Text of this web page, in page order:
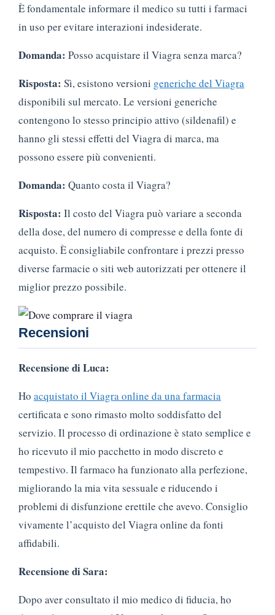
È fondamentale informare il medico su tutti i farmaci
in uso per evitare interazioni indesiderate.
Domanda: Posso acquistare il Viagra senza marca?
Risposta: Sì, esistono versioni generiche del Viagra
disponibili sul mercato. Le versioni generiche
contengono lo stesso principio attivo (sildenafil) e
hanno gli stessi effetti del Viagra di marca, ma
possono essere più convenienti.
Domanda: Quanto costa il Viagra?
Risposta: Il costo del Viagra può variare a seconda
della dose, del numero di compresse e della fonte di
acquisto. È consigliabile confrontare i prezzi presso
diverse farmacie o siti web autorizzati per ottenere il
miglior prezzo possibile.
Recensioni
Recensione di Luca:
Ho acquistato il Viagra online da una farmacia
certificata e sono rimasto molto soddisfatto del
servizio. Il processo di ordinazione è stato semplice e
ho ricevuto il mio pacchetto in modo discreto e
tempestivo. Il farmaco ha funzionato alla perfezione,
migliorando la mia vita sessuale e riducendo i
problemi di disfunzione erettile che avevo. Consiglio
vivamente l’acquisto del Viagra online da fonti
affidabili.
Recensione di Sara:
Dopo aver consultato il mio medico di fiducia, ho